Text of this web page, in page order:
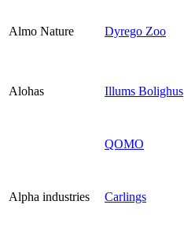
Almo Nature Dyrego Zoo
Alohas Illums Bolighus
QOMO
Alpha industries Carlings